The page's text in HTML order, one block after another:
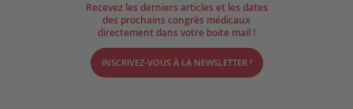
Recevez les derniers articles et les dates
des prochains congrès médicaux
directement dans votre boite mail !
INSCRIVEZ-VOUS À LA NEWSLETTER !